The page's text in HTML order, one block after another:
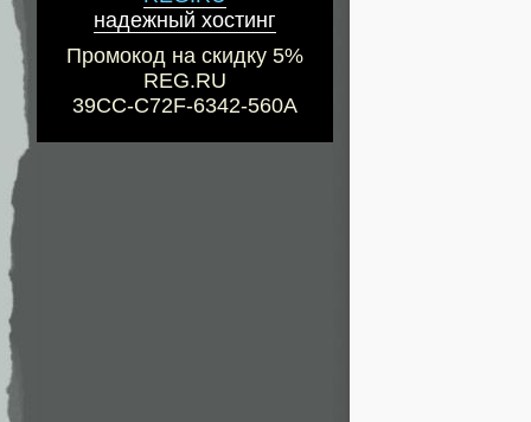
надежный хостинг
Промокод на скидку 5%
REG.RU
39CC-C72F-6342-560A